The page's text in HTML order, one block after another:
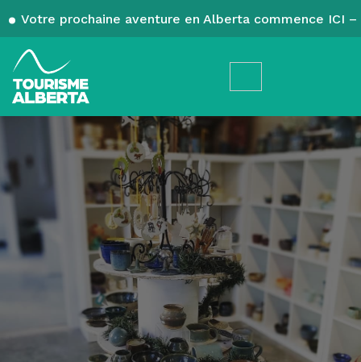
Votre prochaine aventure en Alberta commence ICI